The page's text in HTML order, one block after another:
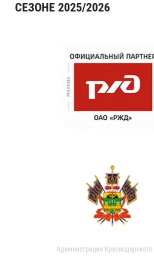
СЕЗОНЕ 2025/2026
Администрация Краснодарского